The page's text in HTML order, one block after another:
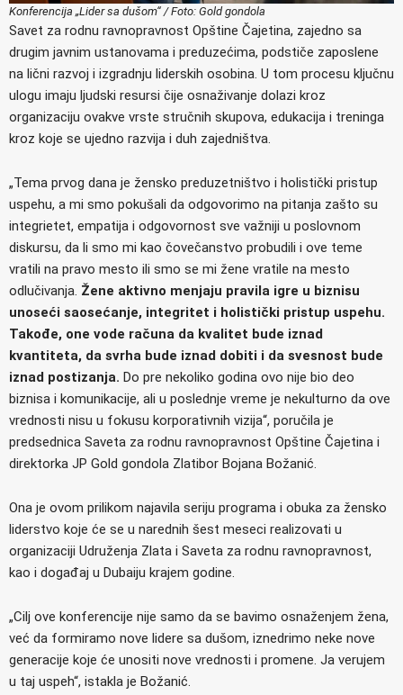
Konferencija „Lider sa dušom“ / Foto: Gold gondola
Savet za rodnu ravnopravnost Opštine Čajetina, zajedno sa
drugim javnim ustanovama i preduzećima, podstiče zaposlene
na lični razvoj i izgradnju liderskih osobina. U tom procesu ključnu
ulogu imaju ljudski resursi čije osnaživanje dolazi kroz
organizaciju ovakve vrste stručnih skupova, edukacija i treninga
kroz koje se ujedno razvija i duh zajedništva.
„Tema prvog dana je žensko preduzetništvo i holistički pristup
uspehu, a mi smo pokušali da odgovorimo na pitanja zašto su
integrietet, empatija i odgovornost sve važniji u poslovnom
diskursu, da li smo mi kao čovečanstvo probudili i ove teme
vratili na pravo mesto ili smo se mi žene vratile na mesto
odlučivanja. Žene aktivno menjaju pravila igre u biznisu
unoseći saosećanje, integritet i holistički pristup uspehu.
Takođe, one vode računa da kvalitet bude iznad
kvantiteta, da svrha bude iznad dobiti i da svesnost bude
iznad postizanja. Do pre nekoliko godina ovo nije bio deo
biznisa i komunikacije, ali u poslednje vreme je nekulturno da ove
vrednosti nisu u fokusu korporativnih vizija“, poručila je
predsednica Saveta za rodnu ravnopravnost Opštine Čajetina i
direktorka JP Gold gondola Zlatibor Bojana Božanić.
Ona je ovom prilikom najavila seriju programa i obuka za žensko
liderstvo koje će se u narednih šest meseci realizovati u
organizaciji Udruženja Zlata i Saveta za rodnu ravnopravnost,
kao i događaj u Dubaiju krajem godine.
„Cilj ove konferencije nije samo da se bavimo osnaženjem žena,
već da formiramo nove lidere sa dušom, iznedrimo neke nove
generacije koje će unositi nove vrednosti i promene. Ja verujem
u taj uspeh“, istakla je Božanić.